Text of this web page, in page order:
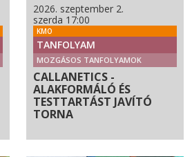
2026. szeptember 2.
szerda 17:00
KMO
TANFOLYAM
MOZGÁSOS TANFOLYAMOK
CALLANETICS -
ALAKFORMÁLÓ ÉS
TESTTARTÁST JAVÍTÓ
TORNA